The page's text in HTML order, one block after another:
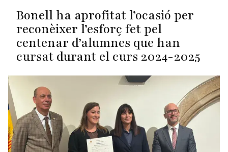
Bonell ha aprofitat l’ocasió per
reconèixer l’esforç fet pel
centenar d’alumnes que han
cursat durant el curs 2024-2025